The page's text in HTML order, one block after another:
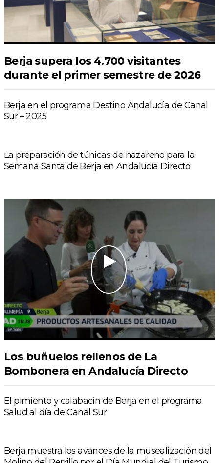
Berja supera los 4.700 visitantes
durante el primer semestre de 2026
Berja en el programa Destino Andalucía de Canal
Sur – 2025
La preparación de túnicas de nazareno para la
Semana Santa de Berja en Andalucía Directo
Los buñuelos rellenos de La
Bombonera en Andalucía Directo
El pimiento y calabacín de Berja en el programa
Salud al día de Canal Sur
Berja muestra los avances de la musealización del